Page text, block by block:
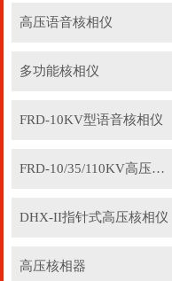
高压语音核相仪
多功能核相仪
FRD-10KV型语音核相仪
FRD-10/35/110KV高压语音核相器
DHX-II指针式高压核相仪
高压核相器